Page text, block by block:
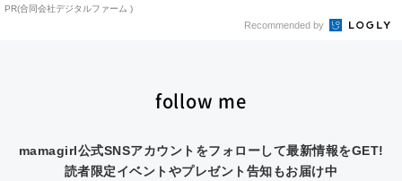
PR(合同会社デジタルファーム )
Recommended by
follow me
mamagirl公式SNSアカウントをフォローして最新情報をGET!
読者限定イベントやプレゼント告知もお届け中